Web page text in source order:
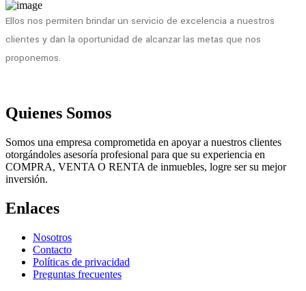
Ellos nos permiten brindar un servicio de excelencia a nuestros
clientes y dan la oportunidad de alcanzar las metas que nos
proponemos.
Quienes Somos
Somos una empresa comprometida en apoyar a nuestros clientes
otorgándoles asesoría profesional para que su experiencia en
COMPRA, VENTA O RENTA de inmuebles, logre ser su mejor
inversión.
Enlaces
Nosotros
Contacto
Políticas de privacidad
Preguntas frecuentes